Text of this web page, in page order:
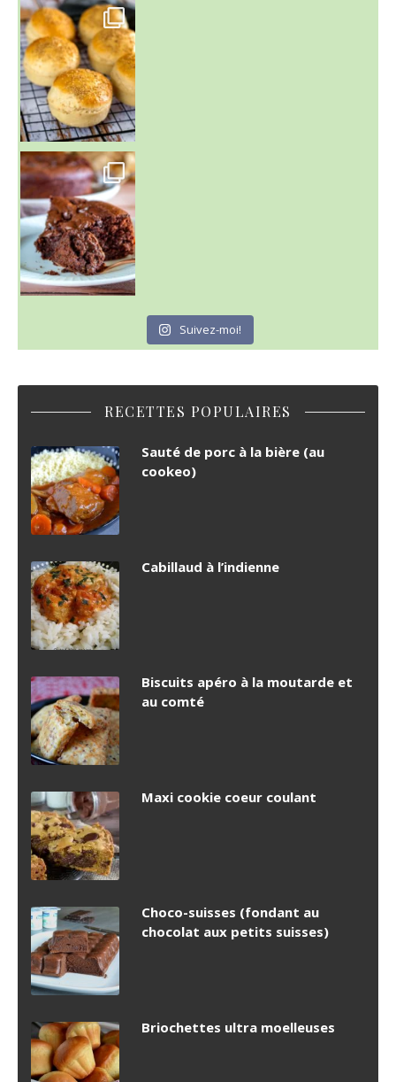
~ BUNS MAISON ~
Un peu de boulange par ici au
~ GÂTEAU FONDANT CHOCO NOISETTE ~
C'est lundi
Suivez-moi!
RECETTES POPULAIRES
Sauté de porc à la bière (au
cookeo)
Cabillaud à l’indienne
Biscuits apéro à la moutarde et
au comté
Maxi cookie coeur coulant
Choco-suisses (fondant au
chocolat aux petits suisses)
Briochettes ultra moelleuses